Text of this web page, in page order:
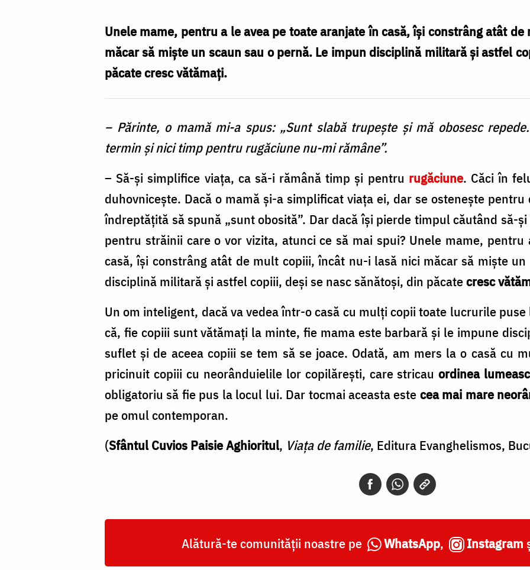
Unele mame, pentru a le avea pe toate aranjate în casă, îşi constrâng atât
măcar să mişte un scaun sau o pernă. Le impun disciplină militară şi astfel
păcate cresc vătămaţi.
– Părinte, o mamă mi-a spus: „Sunt slabă trupeşte şi mă obosesc
termin şi nici timp pentru rugăciune nu-mi rămâne”.
– Să-şi simplifice viața, ca să-i rămână timp şi pentru rugăciune. Căci în
duhovniceşte. Dacă o mamă şi-a simplificat viața ei, dar se osteneşte
îndreptăţită să spună „sunt obosită”. Dar dacă îşi pierde timpul căutând să-
pentru străinii care o vor vizita, atunci ce să mai spui? Unele mame,
casă, îşi constrâng atât de mult copiii, încât nu-i lasă nici măcar să mişte
disciplină militară şi astfel copiii, deşi se nasc sănătoşi, din păcatecresc
Un om inteligent, dacă va vedea într-o casă cu mulţi copii toate lucrurile
că, fie copiii sunt vătămaţi la minte, fie mama este barbară şi le impune
suflet şi de aceea copiii se tem să se joace. Odată, am mers la o casă cu
pricinuit copiii cu neorânduielile lor copilăreşti, care stricauordinea
obligatoriu să fie pus la locul lui. Dar tocmai aceasta este cea mai mare
pe omul contemporan.
(Sfântul Cuvios Paisie Aghioritul, Viața de familie, Editura Evanghelismos,
Alătură-te comunității noastre pe WhatsApp, Instagram